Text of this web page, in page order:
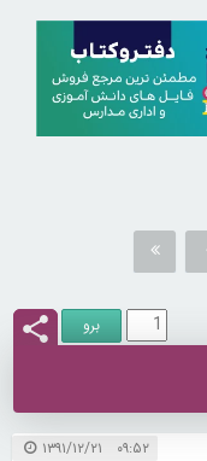
۰۹:۵۲ ۱۳۹۱/۱۲/۲۱